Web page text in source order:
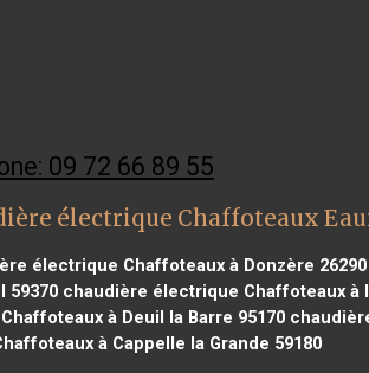
09 72 66 89 55
électrique Chaffoteaux
électrique Chaffoteaux à Donzère 26290
59370chaudière électrique Chaffoteaux à
à Deuil la Barre 95170
à Cappelle la Grande 59180